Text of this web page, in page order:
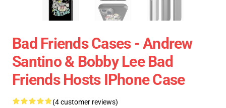
Bad Friends Cases - Andrew
Santino & Bobby Lee Bad
Friends Hosts IPhone Case
(4 customer reviews)